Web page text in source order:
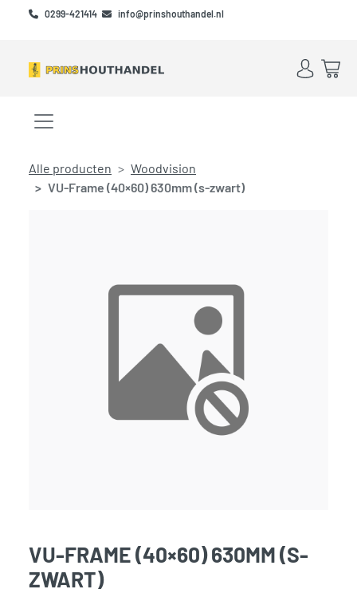
Skip to main content
Skip to footer
0299-421414 info@prinshouthandel.nl
Account
Menu openen/sluiten
Alle producten
Woodvision
VU-Frame (40×60) 630mm (s-zwart)
VU-FRAME (40×60) 630MM (S-
ZWART)